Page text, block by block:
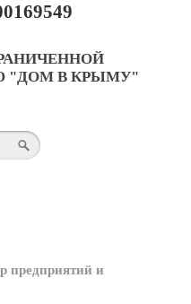
"ДОМ В КРЫМУ"
предприятий и